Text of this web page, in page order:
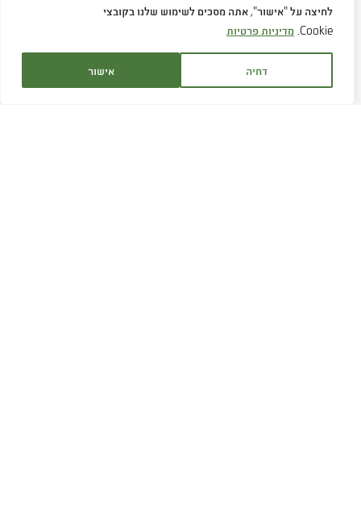
לחיצה על "אישור", אתה מסכים לשימוש שלנו בקובצי
Cookie. מדיניות פרטיות
דחיה אישור